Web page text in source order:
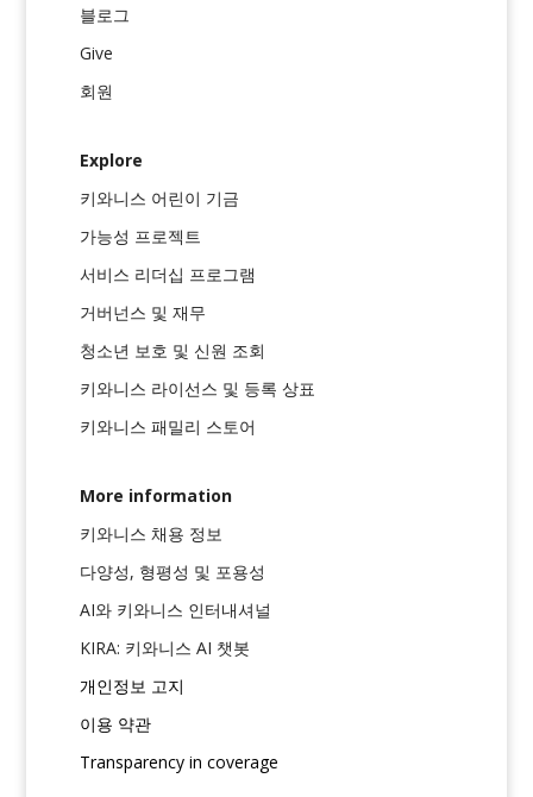
블로그
Give
회원
Explore
키와니스 어린이 기금
가능성 프로젝트
서비스 리더십 프로그램
거버넌스 및 재무
청소년 보호 및 신원 조회
키와니스 라이선스 및 등록 상표
키와니스 패밀리 스토어
More information
키와니스 채용 정보
다양성, 형평성 및 포용성
AI와 키와니스 인터내셔널
KIRA: 키와니스 AI 챗봇
개인정보 고지
이용 약관
Transparency in coverage